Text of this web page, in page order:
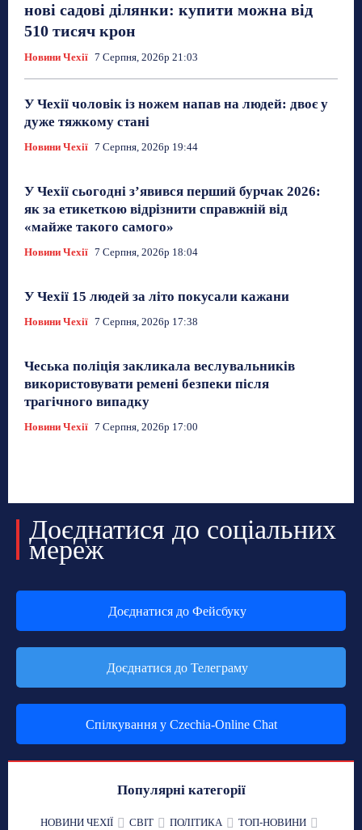
нові садові ділянки: купити можна від
510 тисяч крон
Новини Чехії 7 Серпня, 2026р 21:03
У Чехії чоловік із ножем напав на людей: двоє у
дуже тяжкому стані
Новини Чехії 7 Серпня, 2026р 19:44
У Чехії сьогодні з’явився перший бурчак 2026:
як за етикеткою відрізнити справжній від
«майже такого самого»
Новини Чехії 7 Серпня, 2026р 18:04
У Чехії 15 людей за літо покусали кажани
Новини Чехії 7 Серпня, 2026р 17:38
Чеська поліція закликала веслувальників
використовувати ремені безпеки після
трагічного випадку
Новини Чехії 7 Серпня, 2026р 17:00
Доєднатися до соціальних
мереж
Доєднатися до Фейсбуку
Доєднатися до Телеграму
Спілкування у Czechia-Online Chat
Популярні категорії
НОВИНИ ЧЕХІЇ СВІТ ПОЛІТИКА
ТОП-НОВИНИ